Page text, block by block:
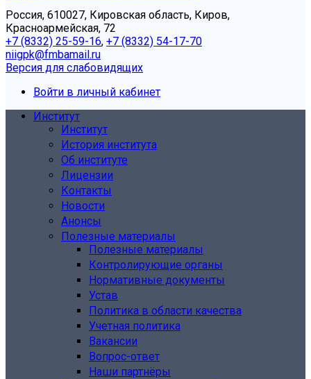
Россия, 610027, Кировская область, Киров,
Красноармейская, 72
+7 (8332) 25-59-16, +7 (8332) 54-17-70
niigpk@fmbamail.ru
Версия для слабовидящих
Войти в личный кабинет
Институт
Институт
История института
Об институте
Лицензии
Контакты
Новости
Анонсы
Полезные материалы
Полезные материалы
Контролирующие органы
Нормативные документы
Устав
Политика в области качества
Учетная политика
Вакансии
Вопрос-ответ
Наши партнёры